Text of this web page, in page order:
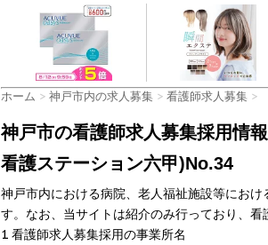
ホーム > 神戸市内の求人募集 > 看護師求人募集 >
神戸市の看護師求人募集採用情
看護ステーション六甲)No.34
神戸市内における病院、老人福祉施設等にお
す。なお、当サイトは紹介のみ行っており、看
1 看護師求人募集採用の事業所名